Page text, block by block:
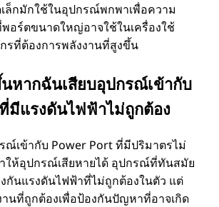
ล็กมักใช้ในอุปกรณ์พกพาเพื่อความ
อร์ตขนาดใหญ่อาจใช้ในเครื่องใช้
รที่ต้องการพลังงานที่สูงขึ้น
นหากฉันเสียบอุปกรณ์เข้ากับ
มีแรงดันไฟฟ้าไม่ถูกต้อง
เข้ากับ Power Port ที่มีปริมาตรไม่
ให้อุปกรณ์เสียหายได้ อุปกรณ์ที่ทันสมัย
กันแรงดันไฟฟ้าที่ไม่ถูกต้องในตัว แต่
นที่ถูกต้องเพื่อป้องกันปัญหาที่อาจเกิด